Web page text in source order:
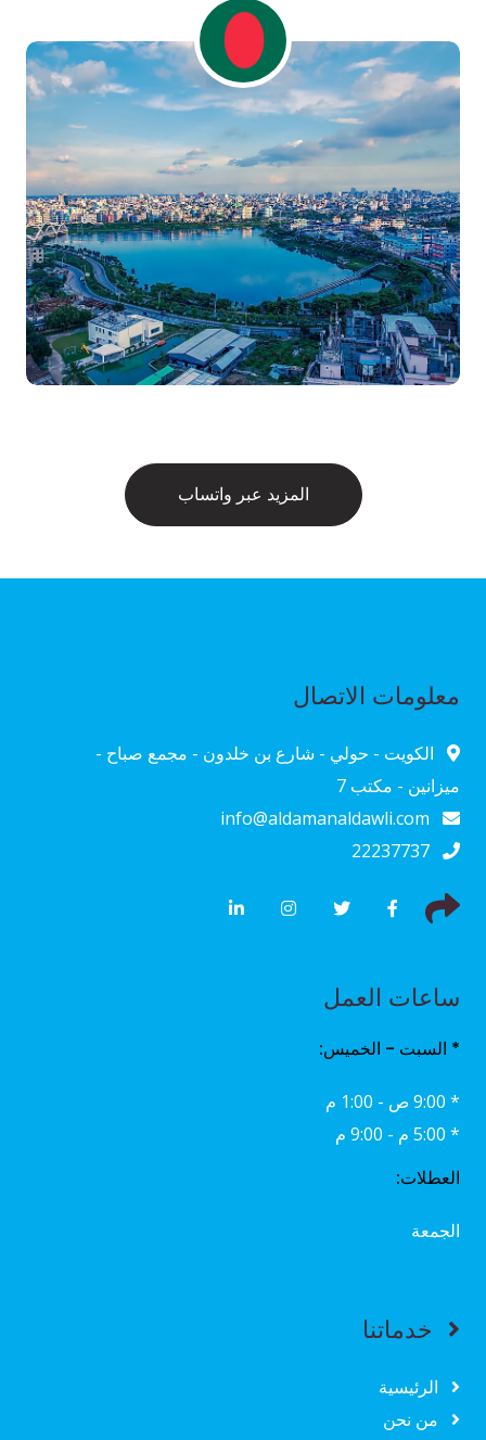
المزيد عبر واتساب
معلومات الاتصال
الكويت - حولي - شارع بن خلدون - مجمع صباح -
ميزانين - مكتب 7
ساعات العمل
* السبت - الخميس:
* 9:00 ص - 1:00 م
* 5:00 م - 9:00 م
العطلات:
الجمعة
خدماتنا
الرئيسية
من نحن